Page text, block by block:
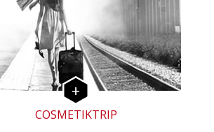
COSMETIKTRIP